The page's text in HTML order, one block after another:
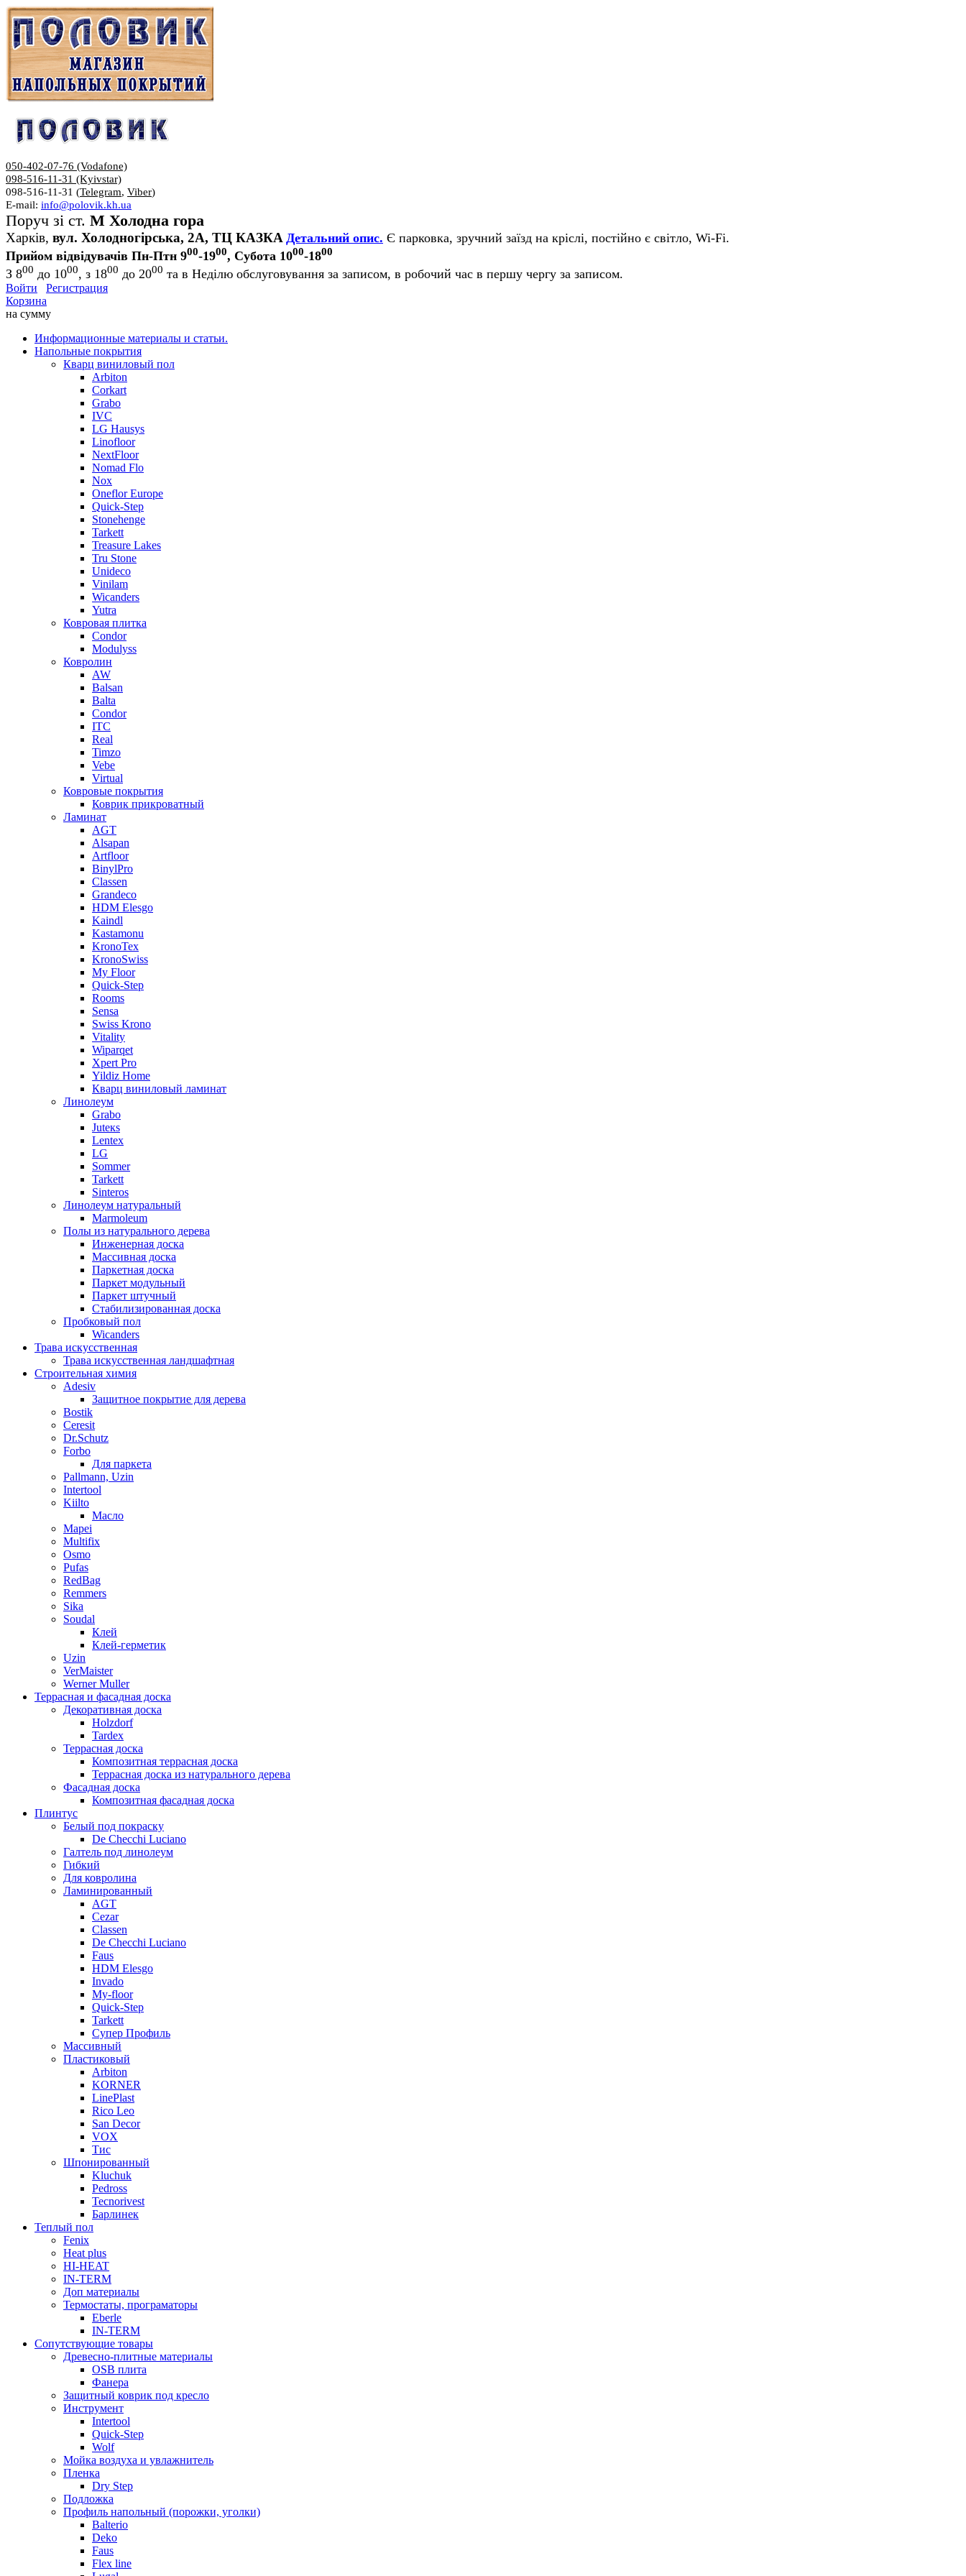
050-402-07-76 (Vodafone)
098-516-11-31 (Kyivstar)
098-516-11-31 (Telegram, Viber)
E-mail: info@polovik.kh.ua
Поруч зі ст. М Холодна гора
Харків, вул. Холодногірська, 2А, ТЦ КАЗКА Детальний опис. Є парковка, зручний заїзд на кріслі, постійно є світло, Wi-Fi.
Прийом відвідувачів Пн-Птн 900-1900, Субота 1000-1800
З 800 до 1000, з 1800 до 2000 та в Неділю обслуговування за записом, в робочий час в першу чергу за записом.
Войти
Регистрация
Корзина
на сумму
Информационные материалы и статьи.
Напольные покрытия
Кварц виниловый пол
Arbiton
Corkart
Grabo
IVC
LG Hausys
Linofloor
NextFloor
Nomad Flo
Nox
Oneflor Europe
Quick-Step
Stonehenge
Tarkett
Treasure Lakes
Tru Stone
Unideco
Vinilam
Wicanders
Yutra
Ковровая плитка
Condor
Modulyss
Ковролин
AW
Balsan
Balta
Condor
ITC
Real
Timzo
Vebe
Virtual
Ковровые покрытия
Коврик прикроватный
Ламинат
AGT
Alsapan
Artfloor
BinylPro
Classen
Grandeco
HDM Elesgo
Kaindl
Kastamonu
KronoTex
KronoSwiss
My Floor
Quick-Step
Rooms
Sensa
Swiss Krono
Vitality
Wiparqet
Xpert Pro
Yildiz Home
Кварц виниловый ламинат
Линолеум
Grabo
Juteкs
Lentex
LG
Sommer
Tarkett
Sinteros
Линолеум натуральный
Marmoleum
Полы из натурального дерева
Инженерная доска
Массивная доска
Паркетная доска
Паркет модульный
Паркет штучный
Стабилизированная доска
Пробковый пол
Wicanders
Трава искусственная
Трава искусственная ландшафтная
Строительная химия
Adesiv
Защитное покрытие для дерева
Bostik
Ceresit
Dr.Schutz
Forbo
Для паркета
Pallmann, Uzin
Intertool
Kiilto
Масло
Mapei
Multifix
Osmo
Pufas
RedBag
Remmers
Sika
Soudal
Клей
Клей-герметик
Uzin
VerMaister
Werner Muller
Террасная и фасадная доска
Декоративная доска
Holzdorf
Tardex
Террасная доска
Композитная террасная доска
Террасная доска из натурального дерева
Фасадная доска
Композитная фасадная доска
Плинтус
Белый под покраску
De Checchi Luciano
Галтель под линолеум
Гибкий
Для ковролина
Ламинированный
AGT
Cezar
Classen
De Checchi Luciano
Faus
HDM Elesgo
Invado
My-floor
Quick-Step
Tarkett
Супер Профиль
Массивный
Пластиковый
Arbiton
KORNER
LinePlast
Rico Leo
San Decor
VOX
Тис
Шпонированный
Kluchuk
Pedross
Tecnorivest
Барлинек
Теплый пол
Fenix
Heat plus
HI-HEAT
IN-TERM
Доп материалы
Термостаты, програматоры
Eberle
IN-TERM
Сопутствующие товары
Древесно-плитные материалы
OSB плита
Фанера
Защитный коврик под кресло
Инструмент
Intertool
Quick-Step
Wolf
Мойка воздуха и увлажнитель
Пленка
Dry Step
Подложка
Профиль напольный (порожки, уголки)
Balterio
Deko
Faus
Flex line